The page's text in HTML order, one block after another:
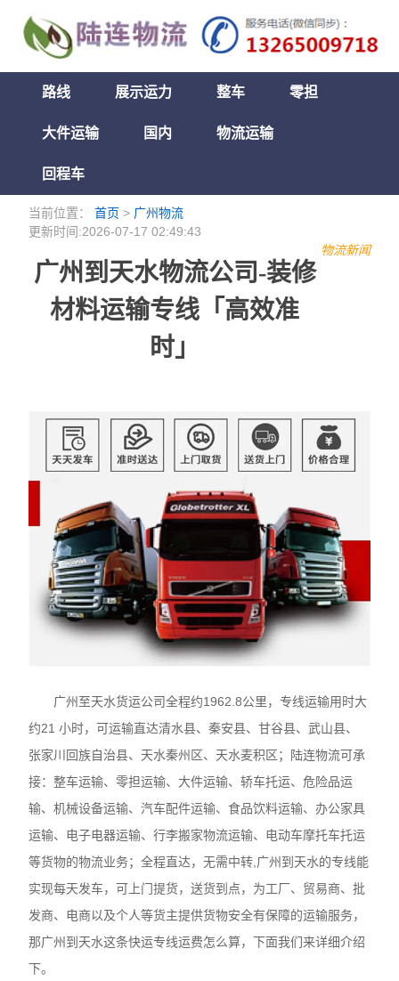
路线 展示运力 整车 零担
大件运输 国内 物流运输
回程车
当前位置：首页 > 广州物流
更新时间:2026-07-17 02:49:43
物流新闻
广州到天水物流公司-装修
材料运输专线「高效准
时」
广州至天水货运公司全程约1962.8公里，专线运输用时大
约21 小时，可运输直达清水县、秦安县、甘谷县、武山县、
张家川回族自治县、天水秦州区、天水麦积区；陆连物流可承
接：整车运输、零担运输、大件运输、轿车托运、危险品运
输、机械设备运输、汽车配件运输、食品饮料运输、办公家具
运输、电子电器运输、行李搬家物流运输、电动车摩托车托运
等货物的物流业务；全程直达，无需中转,广州到天水的专线能
实现每天发车，可上门提货，送货到点，为工厂、贸易商、批
发商、电商以及个人等货主提供货物安全有保障的运输服务，
那广州到天水这条快运专线运费怎么算，下面我们来详细介绍
下。